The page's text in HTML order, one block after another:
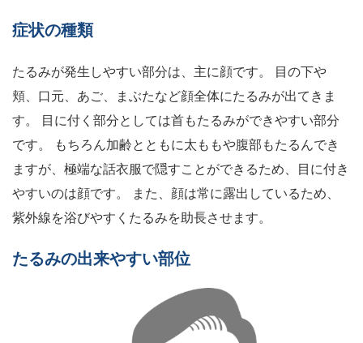
症状の種類
たるみが発生しやすい部分は、主に顔です。 目の下や
頬、口元、あご、まぶたなど顔全体にたるみが出てきま
す。 目に付く部分としては首もたるみができやすい部分
です。 もちろん加齢とともに太ももや腹部もたるんでき
ますが、極端な話衣服で隠すことができるため、目に付き
やすいのは顔です。 また、顔は常に露出しているため、
紫外線を浴びやすくたるみを助長させます。
たるみの出来やすい部位